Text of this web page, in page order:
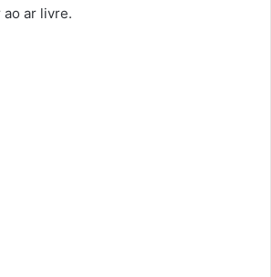
ar livre.